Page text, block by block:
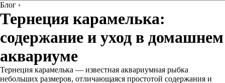
Блог ›
Тернеция карамелька:
содержание и уход в домашнем
аквариуме
Тернеция карамелька — известная аквариумная рыбка
небольших размеров, отличающаяся простотой содержания и